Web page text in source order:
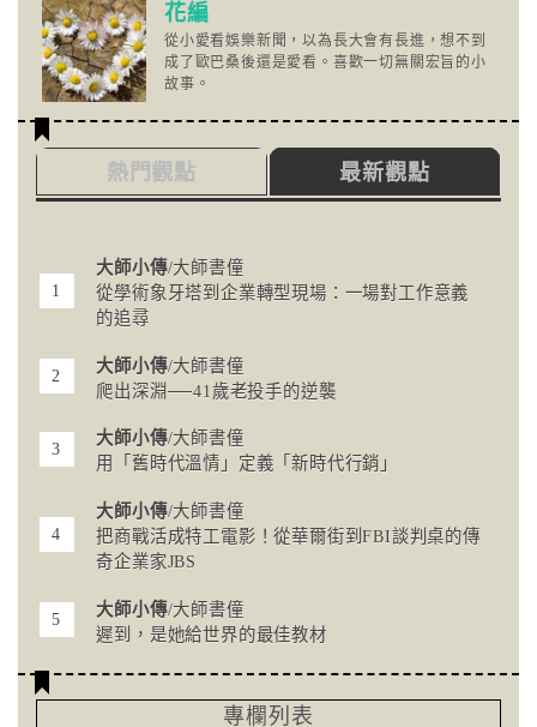
花編
從小愛看娛樂新聞，以為長大會有長進，想不到
成了歐巴桑後還是愛看。喜歡一切無關宏旨的小
故事。
最新觀點
熱門觀點
大師小傳/大師書僮
從學術象牙塔到企業轉型現場：一場對工作意義
的追尋
大師小傳/大師書僮
爬出深淵──41歲老投手的逆襲
大師小傳/大師書僮
用「舊時代溫情」定義「新時代行銷」
大師小傳/大師書僮
把商戰活成特工電影！從華爾街到FBI談判桌的傳
奇企業家JBS
大師小傳/大師書僮
遲到，是她給世界的最佳教材
專欄列表